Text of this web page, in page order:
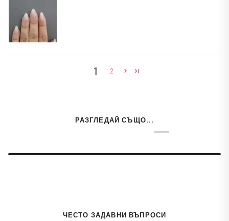
1 2
РАЗГЛЕДАЙ СЪЩО...
ЧЕСТО ЗАДАВНИ ВЪПРОСИ